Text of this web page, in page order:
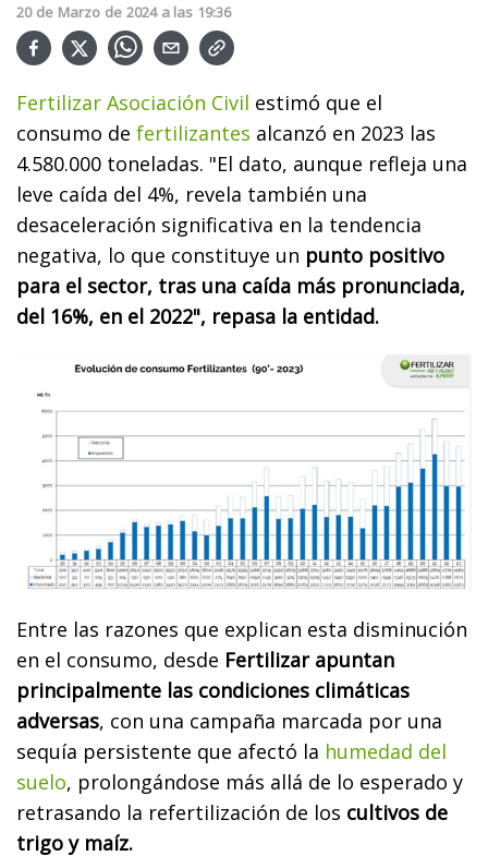
20 de Marzo de 2024 a las 19:36
Fertilizar Asociación Civil estimó que el
consumo de fertilizantes alcanzó en 2023 las
4.580.000 toneladas. "El dato, aunque refleja una
leve caída del 4%, revela también una
desaceleración significativa en la tendencia
negativa, lo que constituye un punto positivo
para el sector, tras una caída más pronunciada,
del 16%, en el 2022", repasa la entidad.
Entre las razones que explican esta disminución
en el consumo, desde Fertilizar apuntan
principalmente las condiciones climáticas
adversas, con una campaña marcada por una
sequía persistente que afectó la humedad del
suelo, prolongándose más allá de lo esperado y
retrasando la refertilización de los cultivos de
trigo y maíz.